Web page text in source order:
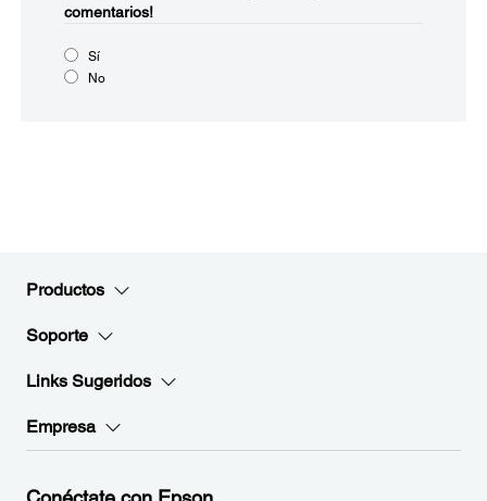
comentarios!
Sí
No
Productos
Soporte
Links Sugeridos
Empresa